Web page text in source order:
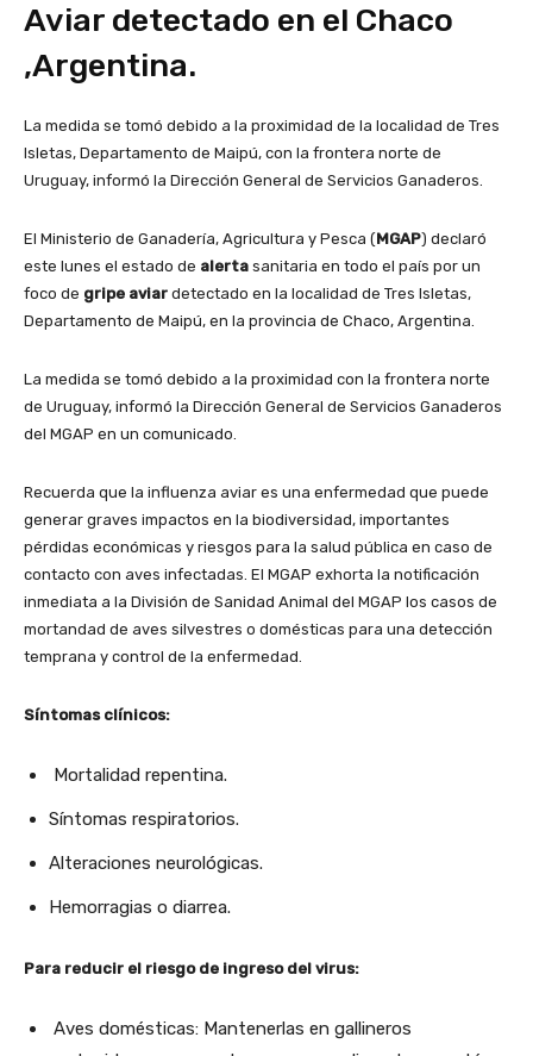
Aviar detectado en el Chaco
,Argentina.
La medida se tomó debido a la proximidad de la localidad de Tres
Isletas, Departamento de Maipú, con la frontera norte de
Uruguay, informó la Dirección General de Servicios Ganaderos.
El Ministerio de Ganadería, Agricultura y Pesca (MGAP) declaró
este lunes el estado de alerta sanitaria en todo el país por un
foco de gripe aviar detectado en la localidad de Tres Isletas,
Departamento de Maipú, en la provincia de Chaco, Argentina.
La medida se tomó debido a la proximidad con la frontera norte
de Uruguay, informó la Dirección General de Servicios Ganaderos
del MGAP en un comunicado.
Recuerda que la influenza aviar es una enfermedad que puede
generar graves impactos en la biodiversidad, importantes
pérdidas económicas y riesgos para la salud pública en caso de
contacto con aves infectadas. El MGAP exhorta la notificación
inmediata a la División de Sanidad Animal del MGAP los casos de
mortandad de aves silvestres o domésticas para una detección
temprana y control de la enfermedad.
Síntomas clínicos:
Mortalidad repentina.
Síntomas respiratorios.
Alteraciones neurológicas.
Hemorragias o diarrea.
Para reducir el riesgo de ingreso del virus:
Aves domésticas: Mantenerlas en gallineros